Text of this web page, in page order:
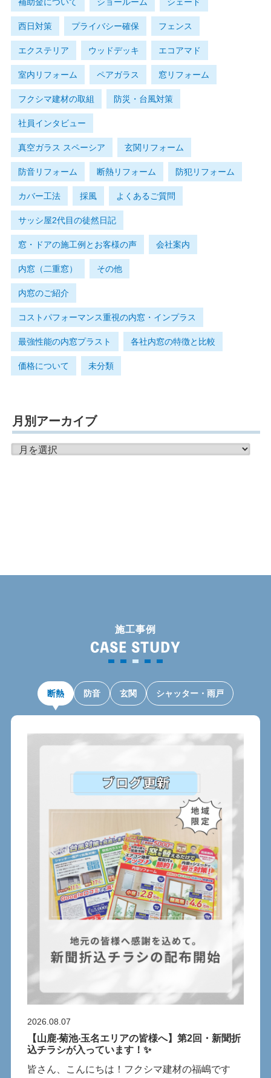
補助金について ショールーム シェード
西日対策 プライバシー確保 フェンス
エクステリア ウッドデッキ エコアマド
室内リフォーム ペアガラス 窓リフォーム
フクシマ建材の取組
社員インタビュー
防災・台風対策
真空ガラス スペーシア 玄関リフォーム
防音リフォーム 断熱リフォーム 防犯リフォーム
カバー工法 採風 よくあるご質問
サッシ屋2代目の徒然日記
窓・ドアの施工例とお客様の声
内窓（二重窓） その他
会社案内
内窓のご紹介
コストパフォーマンス重視の内窓・インプラス
最強性能の内窓プラスト 各社内窓の特徴と比較
価格について 未分類
月別アーカイブ
月
別
施工事例
CASE STUDY
断熱 防音 玄関 シャッター・雨戸
2026.08.07
【⼭⿅‧菊池‧⽟名エリアの皆様へ】第2回・新聞折
込チラシが⼊っています！✨
皆さん、こんにちは！フクシマ建材の福嶋です